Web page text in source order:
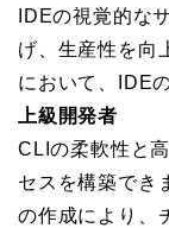
IDEの視覚的な
げ、生産性を向
において、IDE
上級開発者
CLIの柔軟性と
セスを構築でき
の作成により、